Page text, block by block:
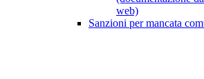
web)
Sanzioni per mancata